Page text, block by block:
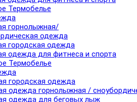
Термобелье
горнолыжная/
одежда
городская одежда
одежда для фитнеса и спорта
Термобелье
городская одежда
одежда горнолыжная /
одежда для беговых лыж